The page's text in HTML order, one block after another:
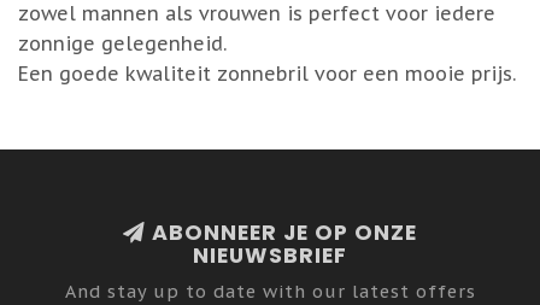
zowel mannen als vrouwen is perfect voor iedere
zonnige gelegenheid.
Een goede kwaliteit zonnebril voor een mooie prijs.
ABONNEER JE OP ONZE
NIEUWSBRIEF
And stay up to date with our latest offers